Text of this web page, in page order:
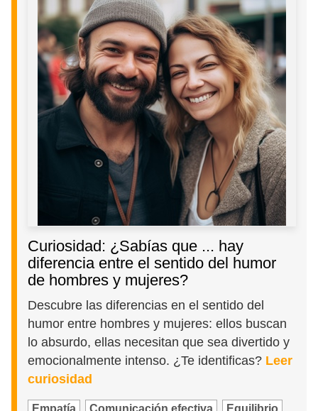
Curiosidad: ¿Sabías que ... hay
diferencia entre el sentido del humor
de hombres y mujeres?
Descubre las diferencias en el sentido del
humor entre hombres y mujeres: ellos buscan
lo absurdo, ellas necesitan que sea divertido y
emocionalmente intenso. ¿Te identificas? Leer
curiosidad